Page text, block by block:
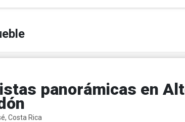
panorámicas en
Costa Rica